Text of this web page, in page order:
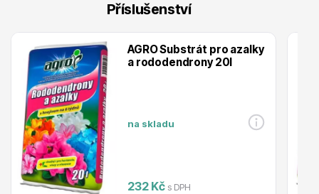
Trvalky
Příslušenství
AGRO Substrát pro azalky
a rododendrony 20l
na skladu
232 Kč s DPH